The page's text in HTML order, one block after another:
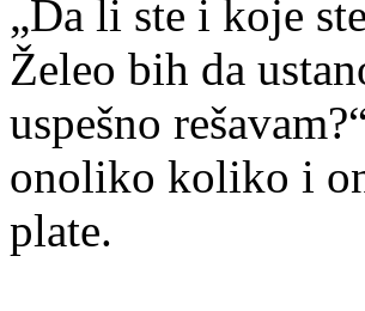
„Da li ste i koje
Želeo bih da
uspešno
onoliko koliko i
plate.